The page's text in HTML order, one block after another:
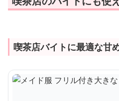
喫茶店バイトに最適な甘